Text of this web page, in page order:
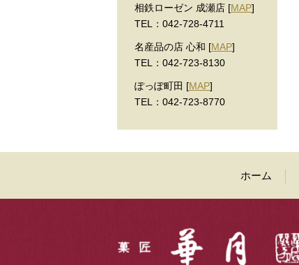
相鉄ローゼン 成瀬店 [MAP]
TEL：042-728-4711
名産品の店 心和 [MAP]
TEL：042-723-8130
ぽっぽ町田 [MAP]
TEL：042-723-8770
ホーム